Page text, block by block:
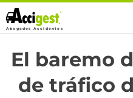
Skip
to
content
Especialistas en
Abogados Accidentes
El baremo
de tráfico